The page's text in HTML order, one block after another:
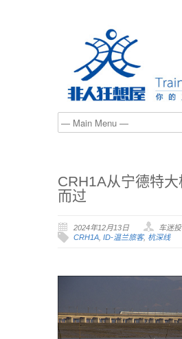
CRH1A从宁德特
而过
2024年12月13日
车迷
CRH1A, ID-温兰旅客, 杭深线